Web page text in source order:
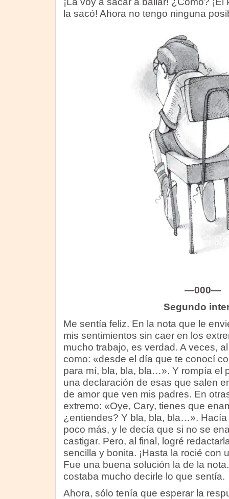
la sacó! Ahora no tengo ninguna
—000—
Segundo
Me sentía feliz. En la nota que le
mis sentimientos sin caer en los
mucho trabajo, es verdad. A veces,
como: «desde el día que te conocí
para mí, bla, bla, bla…». Y rompía el
una declaración de esas que salen
de amor que ven mis padres. En
extremo: «Oye, Cary, tienes que
¿entiendes? Y bla, bla, bla…».
poco más, y le decía que si no se
castigar. Pero, al final, logré
sencilla y bonita. ¡Hasta la rocié con
Fue una buena solución la de la
costaba mucho decirle lo que sentía.
Ahora, sólo tenía que esperar la